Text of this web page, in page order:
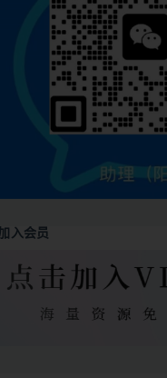
入会员